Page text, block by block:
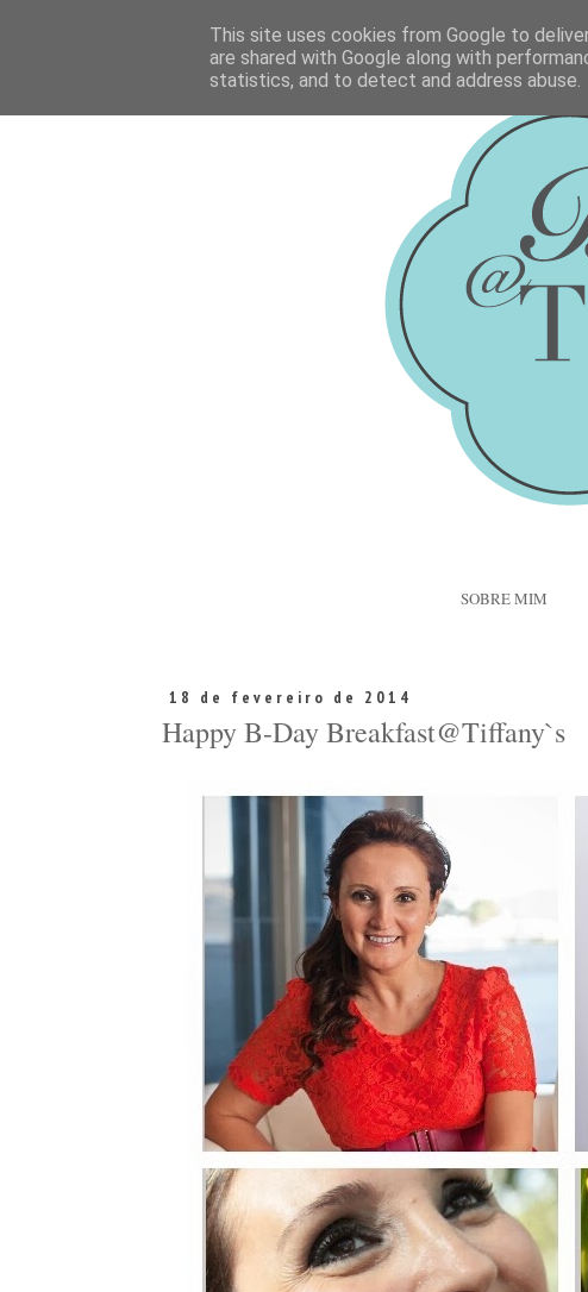
SOBRE MIM
18 de fevereiro de 2014
Happy B-Day Breakfast@Tiffany`s
This site uses cookies from Google to
are shared with Google along with
statistics, and to detect and address abuse.